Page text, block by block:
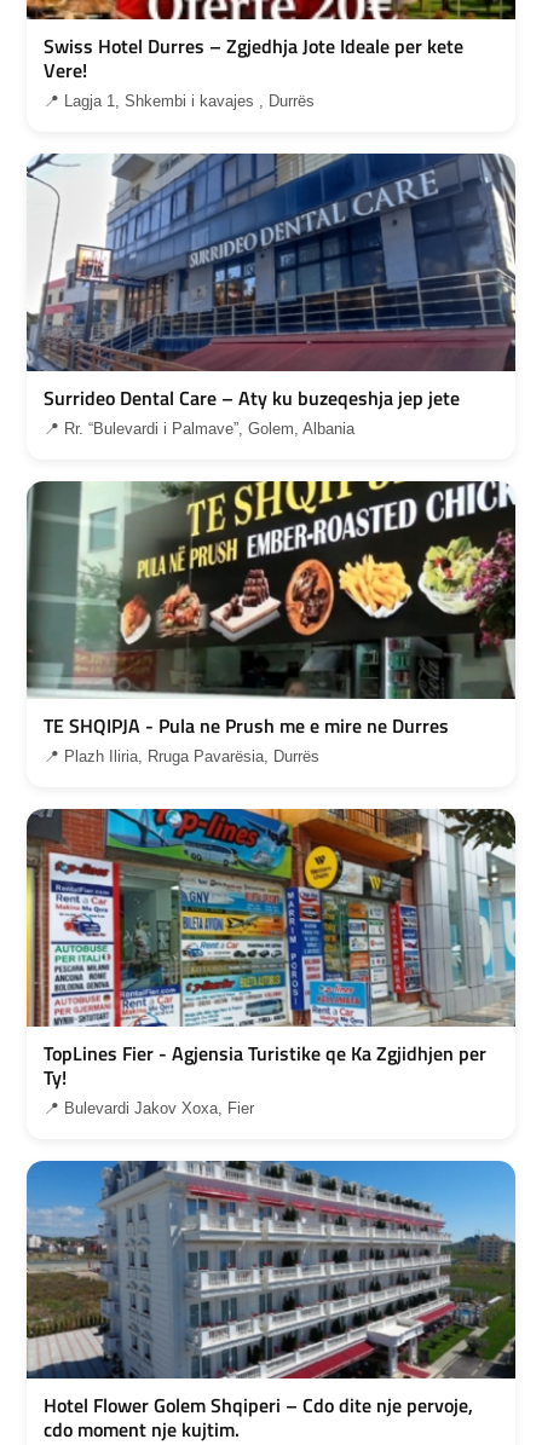
Swiss Hotel Durres – Zgjedhja Jote Ideale per kete
Vere!
📍 Lagja 1, Shkembi i kavajes , Durrës
Surrideo Dental Care – Aty ku buzeqeshja jep jete
📍 Rr. “Bulevardi i Palmave”, Golem, Albania
TE SHQIPJA - Pula ne Prush me e mire ne Durres
📍 Plazh Iliria, Rruga Pavarësia, Durrës
TopLines Fier - Agjensia Turistike qe Ka Zgjidhjen per
Ty!
📍 Bulevardi Jakov Xoxa, Fier
Hotel Flower Golem Shqiperi – Cdo dite nje pervoje,
cdo moment nje kujtim.